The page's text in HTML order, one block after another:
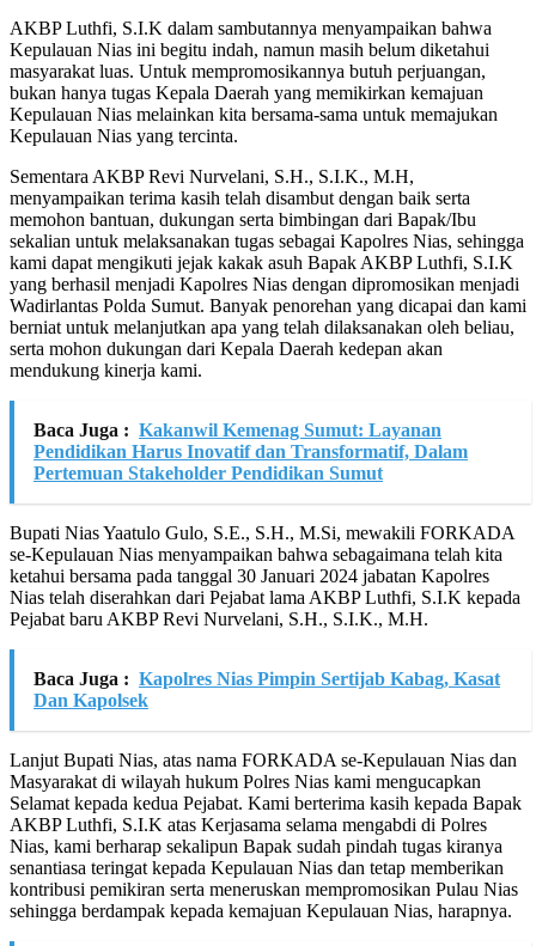
AKBP Luthfi, S.I.K dalam sambutannya menyampaikan bahwa
Kepulauan Nias ini begitu indah, namun masih belum diketahui
masyarakat luas. Untuk mempromosikannya butuh perjuangan,
bukan hanya tugas Kepala Daerah yang memikirkan kemajuan
Kepulauan Nias melainkan kita bersama-sama untuk memajukan
Kepulauan Nias yang tercinta.
Sementara AKBP Revi Nurvelani, S.H., S.I.K., M.H,
menyampaikan terima kasih telah disambut dengan baik serta
memohon bantuan, dukungan serta bimbingan dari Bapak/Ibu
sekalian untuk melaksanakan tugas sebagai Kapolres Nias, sehingga
kami dapat mengikuti jejak kakak asuh Bapak AKBP Luthfi, S.I.K
yang berhasil menjadi Kapolres Nias dengan dipromosikan menjadi
Wadirlantas Polda Sumut. Banyak penorehan yang dicapai dan kami
berniat untuk melanjutkan apa yang telah dilaksanakan oleh beliau,
serta mohon dukungan dari Kepala Daerah kedepan akan
mendukung kinerja kami.
Baca Juga : Kakanwil Kemenag Sumut: Layanan
Pendidikan Harus Inovatif dan Transformatif, Dalam
Pertemuan Stakeholder Pendidikan Sumut
Bupati Nias Yaatulo Gulo, S.E., S.H., M.Si, mewakili FORKADA
se-Kepulauan Nias menyampaikan bahwa sebagaimana telah kita
ketahui bersama pada tanggal 30 Januari 2024 jabatan Kapolres
Nias telah diserahkan dari Pejabat lama AKBP Luthfi, S.I.K kepada
Pejabat baru AKBP Revi Nurvelani, S.H., S.I.K., M.H.
Baca Juga : Kapolres Nias Pimpin Sertijab Kabag, Kasat
Dan Kapolsek
Lanjut Bupati Nias, atas nama FORKADA se-Kepulauan Nias dan
Masyarakat di wilayah hukum Polres Nias kami mengucapkan
Selamat kepada kedua Pejabat. Kami berterima kasih kepada Bapak
AKBP Luthfi, S.I.K atas Kerjasama selama mengabdi di Polres
Nias, kami berharap sekalipun Bapak sudah pindah tugas kiranya
senantiasa teringat kepada Kepulauan Nias dan tetap memberikan
kontribusi pemikiran serta meneruskan mempromosikan Pulau Nias
sehingga berdampak kepada kemajuan Kepulauan Nias, harapnya.